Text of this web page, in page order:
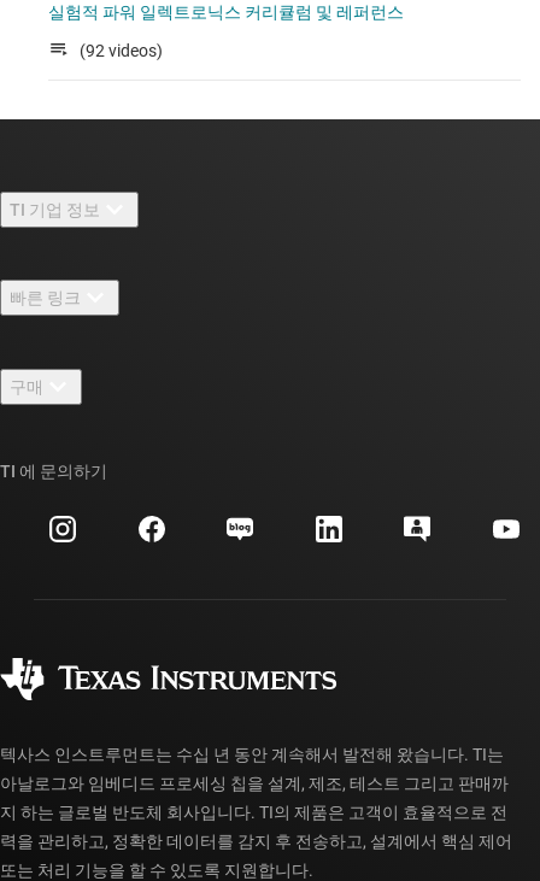
실험적 파워 일렉트로닉스 커리큘럼 및 레퍼런스
(92 videos)
TI 기업 정보
채용
뉴스룸
이벤트
투자 관계
빠른 링크
TI E2E™ 설계 지원 포럼
대체품 검색
고객 지원 센터
myTI 계정 FAQ
구매
주문 FAQ
TI 에 문의하기
텍사스 인스트루먼트는 수십 년 동안 계속해서 발전해 왔습니다. TI는
아날로그와 임베디드 프로세싱 칩을 설계, 제조, 테스트 그리고 판매까
지 하는 글로벌 반도체 회사입니다. TI의 제품은 고객이 효율적으로 전
력을 관리하고, 정확한 데이터를 감지 후 전송하고, 설계에서 핵심 제어
또는 처리 기능을 할 수 있도록 지원합니다.